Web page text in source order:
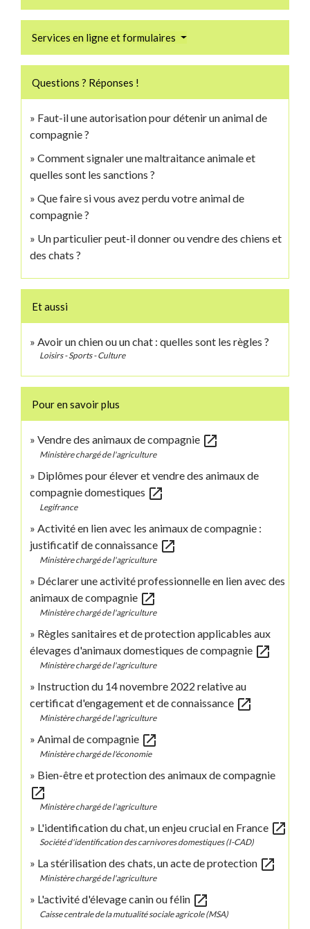
Services en ligne et formulaires
Questions ? Réponses !
Faut-il une autorisation pour détenir un animal de
compagnie ?
Comment signaler une maltraitance animale et
quelles sont les sanctions ?
Que faire si vous avez perdu votre animal de
compagnie ?
Un particulier peut-il donner ou vendre des chiens et
des chats ?
Et aussi
Avoir un chien ou un chat : quelles sont les règles ?
Loisirs - Sports - Culture
Pour en savoir plus
Vendre des animaux de compagnie open_in_new
Ministère chargé de l'agriculture
Diplômes pour élever et vendre des animaux de
compagnie domestiques open_in_new
Legifrance
Activité en lien avec les animaux de compagnie :
justificatif de connaissance open_in_new
Ministère chargé de l'agriculture
Déclarer une activité professionnelle en lien avec des
animaux de compagnie open_in_new
Ministère chargé de l'agriculture
Règles sanitaires et de protection applicables aux
élevages d'animaux domestiques de compagnie open_in_new
Ministère chargé de l'agriculture
Instruction du 14 novembre 2022 relative au
certificat d'engagement et de connaissance open_in_new
Ministère chargé de l'agriculture
Animal de compagnie open_in_new
Ministère chargé de l'économie
Bien-être et protection des animaux de compagnie
open_in_new
Ministère chargé de l'agriculture
L'identification du chat, un enjeu crucial en France open_in_new
Société d'identification des carnivores domestiques (I-CAD)
La stérilisation des chats, un acte de protection open_in_new
Ministère chargé de l'agriculture
L'activité d'élevage canin ou félin open_in_new
Caisse centrale de la mutualité sociale agricole (MSA)